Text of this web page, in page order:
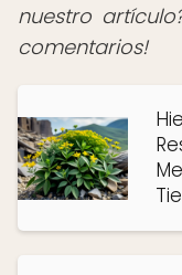
nuestro
comentarios!